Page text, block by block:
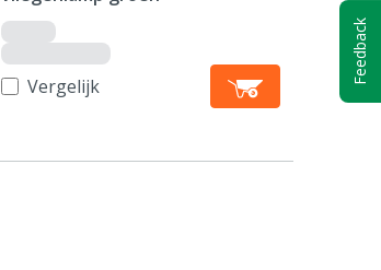
Vergelijk
Feedback